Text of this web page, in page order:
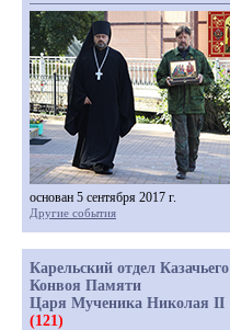
основан 5 сентября 2017 г.
Другие события
Карельский отдел Казачьего
Конвоя Памяти
Царя Мученика Николая II
(121)